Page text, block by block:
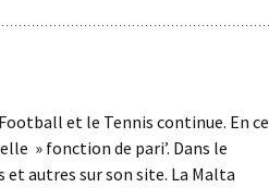
et le Tennis continue. En ce
» fonction de pari’. Dans le
autres sur son site. La Malta